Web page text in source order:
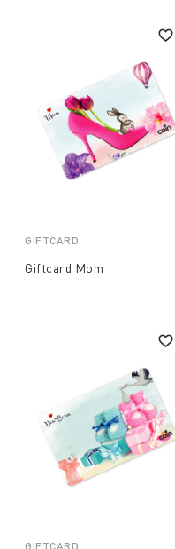
GIFTCARD
Giftcard Mom
GIFTCARD